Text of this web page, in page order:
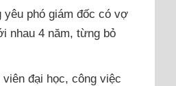
yêu phó giám đốc có vợ
nhau 4 năm, từng bỏ
đại học, công việc